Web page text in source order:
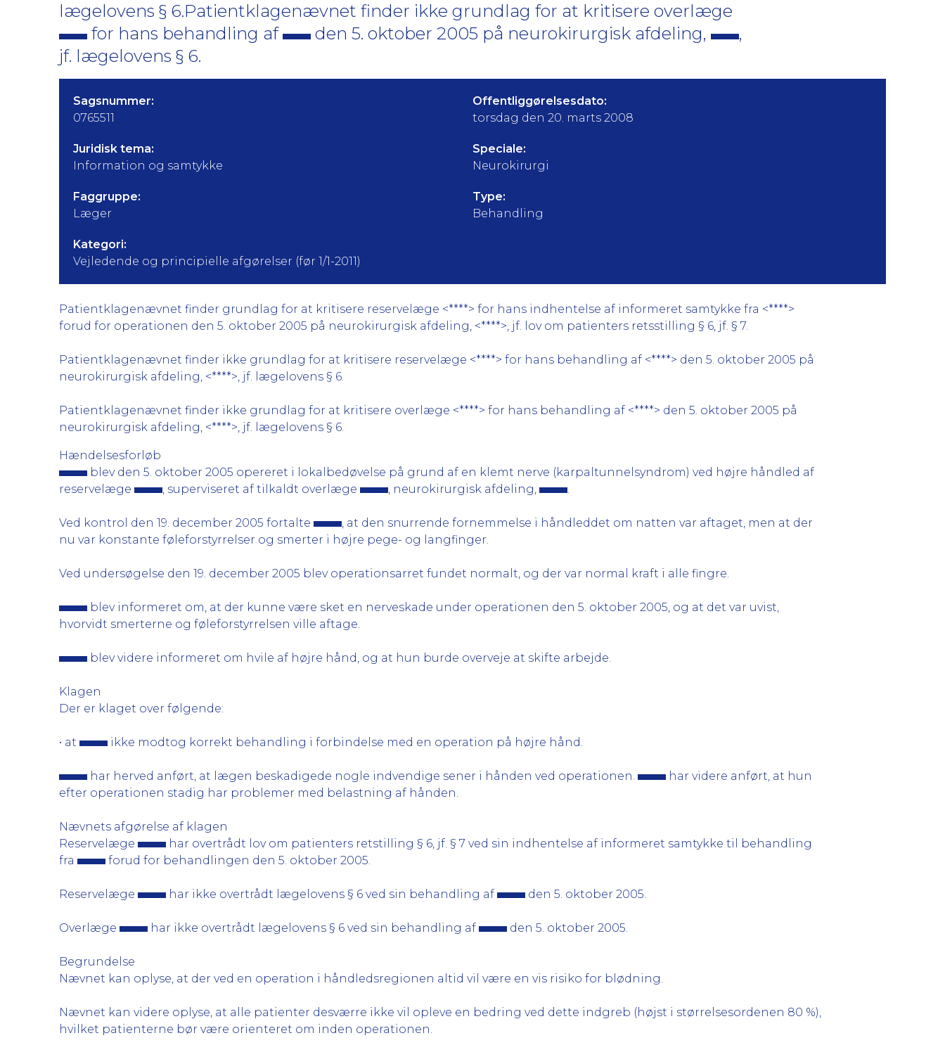
lægelovens § 6.Patientklagenævnet finder ikke grundlag for at kritisere overlæge
for hans behandling af
den 5. oktober 2005 på neurokirurgisk afdeling,
,
jf. lægelovens § 6.
Sagsnummer:
0765511
Offentliggørelsesdato:
torsdag den 20. marts 2008
Juridisk tema:
Information og samtykke
Speciale:
Neurokirurgi
Faggruppe:
Læger
Type:
Behandling
Kategori:
Vejledende og principielle afgørelser (før 1/1-2011)
Patientklagenævnet finder grundlag for at kritisere reservelæge <****> for hans indhentelse af informeret samtykke fra <****>
forud for operationen den 5. oktober 2005 på neurokirurgisk afdeling, <****>, jf. lov om patienters retsstilling § 6, jf. § 7.
Patientklagenævnet finder ikke grundlag for at kritisere reservelæge <****> for hans behandling af <****> den 5. oktober 2005 på
neurokirurgisk afdeling, <****>, jf. lægelovens § 6.
Patientklagenævnet finder ikke grundlag for at kritisere overlæge <****> for hans behandling af <****> den 5. oktober 2005 på
neurokirurgisk afdeling, <****>, jf. lægelovens § 6.
Hændelsesforløb
blev den 5. oktober 2005 opereret i lokalbedøvelse på grund af en klemt nerve (karpaltunnelsyndrom) ved højre håndled af
reservelæge
, superviseret af tilkaldt overlæge , neurokirurgisk afdeling, .
Ved kontrol den 19. december 2005 fortalte
, at den snurrende fornemmelse i håndleddet om natten var aftaget, men at der
nu var konstante føleforstyrrelser og smerter i højre pege- og langfinger.
Ved undersøgelse den 19. december 2005 blev operationsarret fundet normalt, og der var normal kraft i alle fingre.
blev informeret om, at der kunne være sket en nerveskade under operationen den 5. oktober 2005, og at det var uvist,
hvorvidt smerterne og føleforstyrrelsen ville aftage.
blev videre informeret om hvile af højre hånd, og at hun burde overveje at skifte arbejde.
Klagen
Der er klaget over følgende:
• at ikke modtog korrekt behandling i forbindelse med en operation på højre hånd.
har herved anført, at lægen beskadigede nogle indvendige sener i hånden ved operationen.
har videre anført, at hun
efter operationen stadig har problemer med belastning af hånden.
Nævnets afgørelse af klagen
Reservelæge
har overtrådt lov om patienters retstilling § 6, jf. § 7 ved sin indhentelse af informeret samtykke til behandling
fra
forud for behandlingen den 5. oktober 2005.
Reservelæge har ikke overtrådt lægelovens § 6 ved sin behandling af den 5. oktober 2005.
Overlæge har ikke overtrådt lægelovens § 6 ved sin behandling af den 5. oktober 2005.
Begrundelse
Nævnet kan oplyse, at der ved en operation i håndledsregionen altid vil være en vis risiko for blødning.
Nævnet kan videre oplyse, at alle patienter desværre ikke vil opleve en bedring ved dette indgreb (højst i størrelsesordenen 80 %),
hvilket patienterne bør være orienteret om inden operationen.